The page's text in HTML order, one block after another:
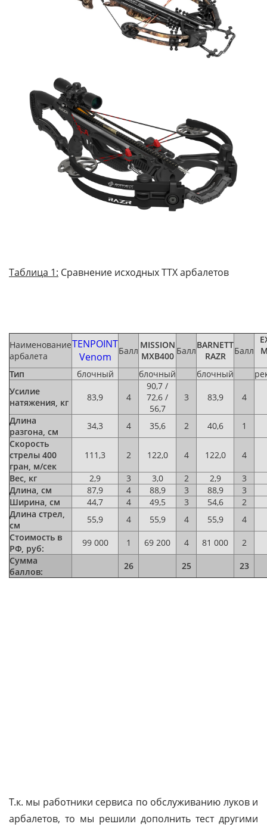
Таблица 1: Сравнение исходных ТТХ арбалетов
Наименование
арбалета
TENPOINT
Venom
Балл
MISSION
MXB400 Балл
BARNETT
RAZR
Балл
Тип блочный блочный блочный
Усилие
натяжения, кг
83,9 4
90,7 /
72,6 /
56,7
3 83,9 4
Длина
разгона, см
34,3 4 35,6 2 40,6
1
Скорость
стрелы 400
гран, м/сек
111,3 2 122,0 4 122,0 4
Вес, кг 2,9 3 3,0 2 2,9
3
Длина, см
87,9 4 88,9 3 88,9
3
Ширина, см
44,7 4 49,5 3 54,6
2
Длина стрел,
см
55,9 4 55,9 4 55,9
4
Стоимость в
РФ, руб:
99 000 1 69 200 4 81 000
2
Сумма
баллов:
26 25 23
Т.к. мы работники сервиса по обслуживанию луков и
арбалетов, то мы решили дополнить тест другими